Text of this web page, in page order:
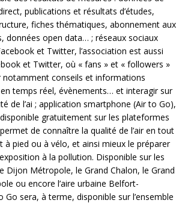
publications et résultats d’études,
fiches thématiques, abonnement aux
données open data… ; réseaux sociaux
et Twitter, l’association est aussi
et Twitter, où « fans » et « followers »
notamment conseils et informations
temps réel, évènements… et interagir sur
de l’ai ; application smartphone (Air to Go),
gratuitement sur les plateformes
de connaître la qualité de l’air en tout
à pied ou à vélo, et ainsi mieux le préparer
à la pollution. Disponible sur les
Dijon Métropole, le Grand Chalon, le Grand
ou encore l’aire urbaine Belfort-
Go sera, à terme, disponible sur l’ensemble